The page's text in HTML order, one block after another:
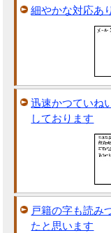
細やかな対応あ
迅速かつていね
しております
戸籍の字も読み
たと思います